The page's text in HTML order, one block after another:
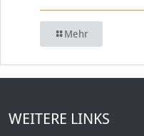
Mehr
WEITERE LINKS